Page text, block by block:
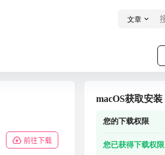
文章
前往下载
macOS获取安装
您的下载权限
您已获得下载权限